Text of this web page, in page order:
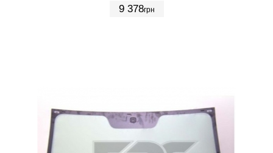
9 378грн